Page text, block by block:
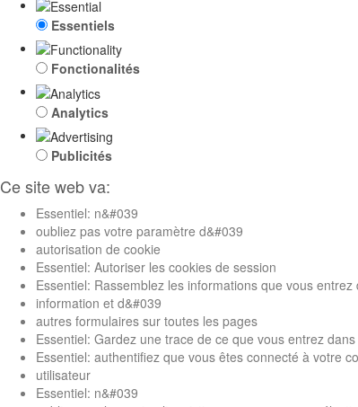
Essentiels
Fonctionalités
Analytics
Publicités
Ce site web va:
Essentiel: n&#039
oubliez pas votre paramètre d&#039
autorisation de cookie
Essentiel: Autoriser les cookies de session
Essentiel: Rassemblez les informations que vous
information et d&#039
autres formulaires sur toutes les pages
Essentiel: Gardez une trace de ce que vous entrez
Essentiel: authentifiez que vous êtes connecté à votre
utilisateur
Essentiel: n&#039